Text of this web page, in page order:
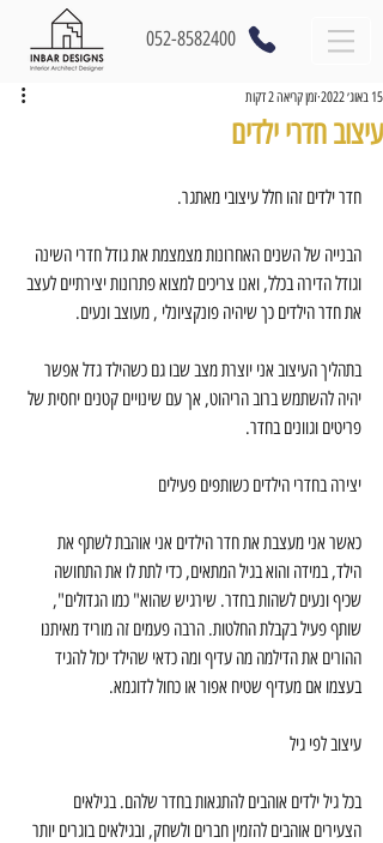
052-8582400
עיצוב חדרי ילדים
15 באוג׳ 2022 זמן קריאה 2 דקות
חדר ילדים זהו חלל עיצובי מאתגר.
הבנייה של השנים האחרונות מצמצמת את גודל חדרי השינה
וגודל הדירה בכלל, ואנו צריכים למצוא פתרונות יצירתיים לעצב
את חדר הילדים כך שיהיה פונקציונלי , מעוצב ונעים.
בתהליך העיצוב אני יוצרת מצב שבו גם כשהילד גדל אפשר
יהיה להשתמש ברוב הריהוט, אך עם שינויים קטנים יחסית של
פריטים וגוונים בחדר.
יצירה בחדרי הילדים כשותפים פעילים
כאשר אני מעצבת את חדר הילדים אני אוהבת לשתף את
הילד, במידה והוא בגיל המתאים, כדי לתת לו את התחושה
שכיף ונעים לשהות בחדר. שירגיש שהוא" כמו הגדולים",
שותף פעיל בקבלת החלטות. הרבה פעמים זה מוריד מאיתנו
ההורים את הדילמה מה עדיף ומה כדאי שהילד יכול להגיד
בעצמו אם מעדיף שטיח אפור או כחול לדוגמא.
עיצוב לפי גיל
בכל גיל ילדים אוהבים להתגאות בחדר שלהם. בגילאים
הצעירים אוהבים להזמין חברים ולשחק, ובגילאים בוגרים יותר